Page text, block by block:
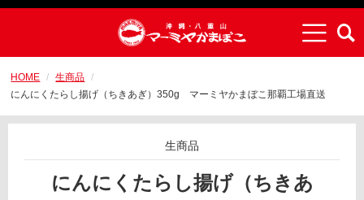
HOME
生商品
にんにくたらし揚げ（ちきあぎ）350g マーミヤかまぼこ那覇工場直送
生商品
にんにくたらし揚げ（ちきあ